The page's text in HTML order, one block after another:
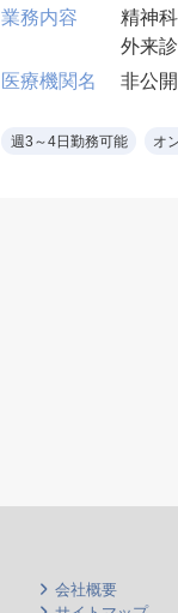
業務内容
精神
外来
主な
には
医療機関名 非公開
週3～4日勤務可能 オ
会社概要